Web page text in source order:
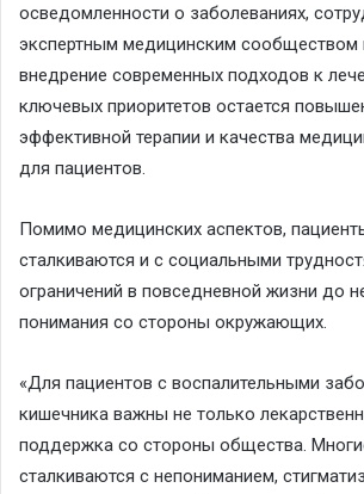
осведомленности о заболеваниях,
экспертным медицинским сообществом
внедрение современных подходов к
ключевых приоритетов остается
эффективной терапии и качества
для пациентов.
Помимо медицинских аспектов,
сталкиваются и с социальными
ограничений в повседневной жизни до
понимания со стороны окружающих.
«Для пациентов с воспалительными
кишечника важны не только
поддержка со стороны общества.
сталкиваются с непониманием,